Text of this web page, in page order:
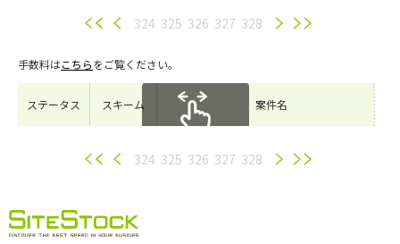
譲渡スキーム
会員数
希望価格
月間売上
324 325 326 327 328
手数料はこちらをご覧ください。
ステータス スキーム 案件名
324 325 326 327 328